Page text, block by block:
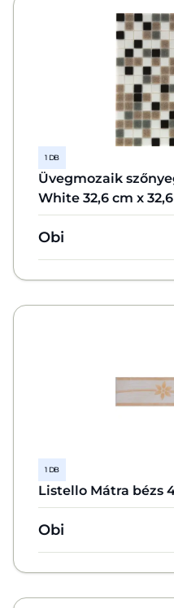
1 DB
Üvegmozaik
White 32,6 cm x
Obi
1 DB
Listello Mátra bézs
Obi